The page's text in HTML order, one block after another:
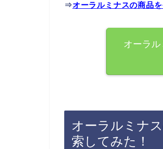
⇒オーラルミナスの商品
オーラ
オーラルミナ
索してみた！